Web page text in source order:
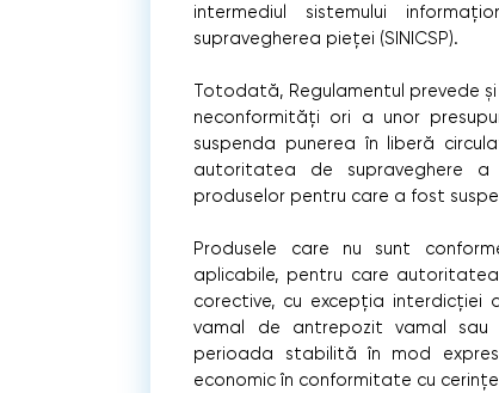
intermediul sistemului
supravegherea pieței (SINICSP).
Totodată, Regulamentul prevede
neconformități ori a unor
suspenda punerea în liberă
autoritatea de supraveghere a
produselor pentru care a fost
Produsele care nu sunt
aplicabile, pentru care
corective, cu excepţia interdicției
vamal de antrepozit vamal sau
perioada stabilită în mod
economic în conformitate cu